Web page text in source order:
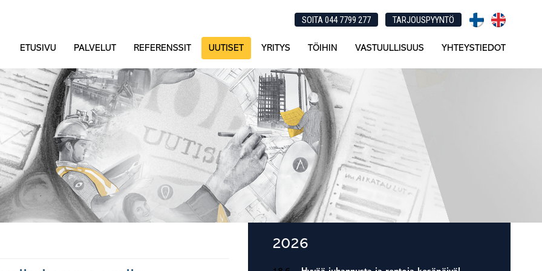
SOITA 044 7799 277 TARJOUSPYYNTÖ
ETUSIVU PALVELUT REFERENSSIT UUTISET YRITYS TÖIHIN VASTUULLISUUS YHTEYSTIEDOT
Ensisijainen
2026